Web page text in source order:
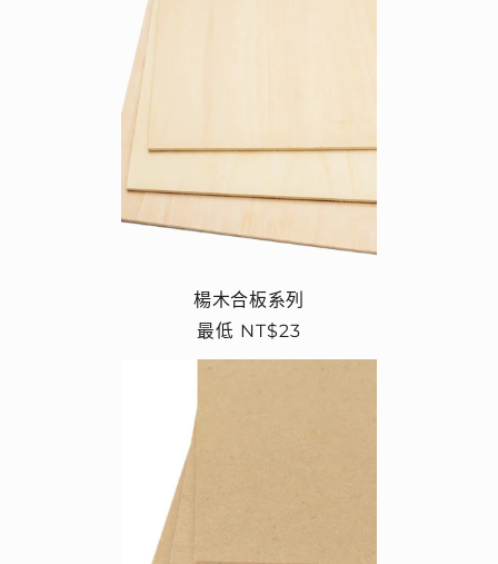
楊木合板系列
定
最低 NT$23